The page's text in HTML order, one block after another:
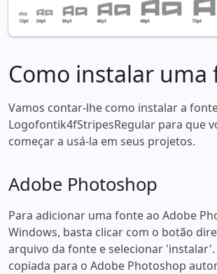
Como instalar uma
Vamos contar-lhe como instalar a
Logofontik4fStripesRegular para que
começar a usá-la em seus projetos.
Adobe Photoshop
Para adicionar uma fonte ao Adobe
Windows, basta clicar com o botão
arquivo da fonte e selecionar
copiada para o Adobe Photoshop